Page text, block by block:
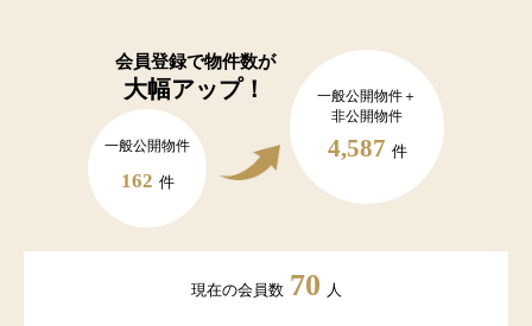
会員登録で物件数が
大幅アップ！
一般公開物件
162 件
一般公開物件＋
非公開物件
4,587 件
現在の会員数 70 人